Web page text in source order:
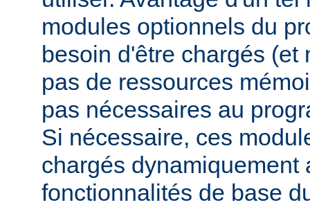
modules optionnels du
besoin d'être chargés (et
pas de ressources
pas nécessaires au
Si nécessaire, ces
chargés dynamiquement
fonctionnalités de base